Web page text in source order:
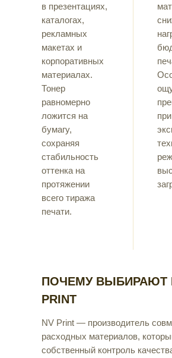
в презентациях,
каталогах,
рекламных
макетах и
корпоративных
материалах.
Тонер
равномерно
ложится на
бумагу,
сохраняя
стабильность
оттенка на
протяжении
всего тиража
печати.
ПОЧЕМУ ВЫБИРАЮТ
PRINT
NV Print — производитель
расходных материалов,
собственный контроль